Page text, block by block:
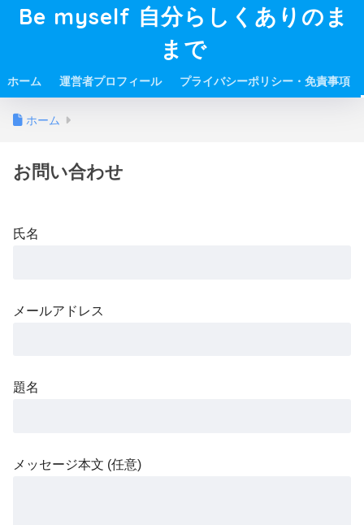
Be myself 自分らしくありのま
まで
ホーム 運営者プロフィール プライバシーポリシー・免責事項
ホーム
お問い合わせ
氏名
メールアドレス
題名
メッセージ本文 (任意)